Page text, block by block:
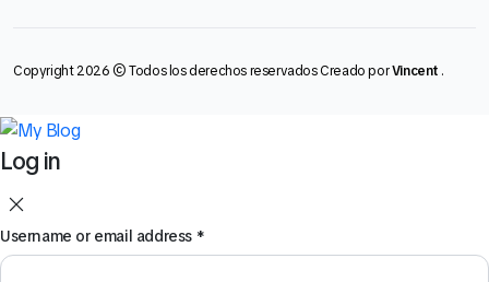
Copyright 2026 © Todos los derechos reservados Creado porVincent .
Log in
Username or email address *